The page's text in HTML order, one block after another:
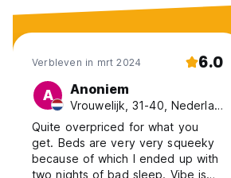
Verbleven in mrt 2024 6.0
A Anoniem
Vrouwelijk, 31-40, Nederland
Quite overpriced for what you
get. Beds are very very squeeky
because of which I ended up with
two nights of bad sleep. Vibe is